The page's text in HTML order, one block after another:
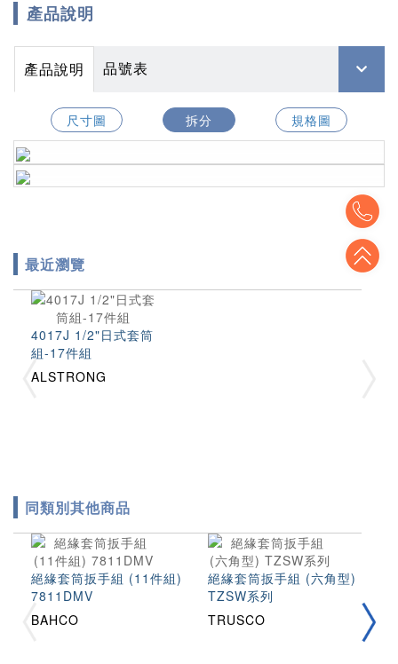
產品說明
產品說明 品號表
尺寸圖 拆分 規格圖
最近瀏覽
4017J 1/2"日式套筒
組-17件組
ALSTRONG
同類別其他商品
絕緣套筒扳手組 (11件組)
7811DMV
BAHCO
絕緣套筒扳手組 (六角型)
TZSW系列
TRUSCO